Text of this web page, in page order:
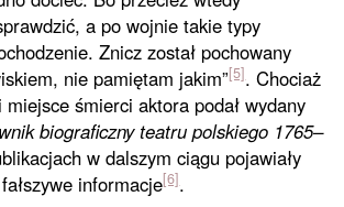
a po wojnie takie typy
Znicz został pochowany
nie pamiętam jakim”[5]. Chociaż
śmierci aktora podał wydany
biograficzny teatru polskiego 1765–
w dalszym ciągu pojawiały
informacje[6].